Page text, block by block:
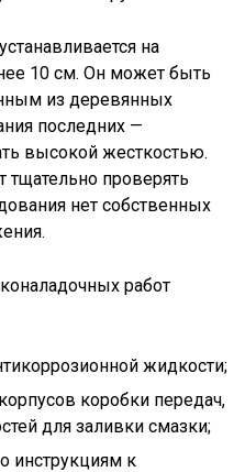
на
10 см. Он может быть
из деревянных
последних —
высокой жесткостью.
тщательно проверять
нет собственных
работ
жидкости;
коробки передач,
для заливки смазки;
инструкциям к